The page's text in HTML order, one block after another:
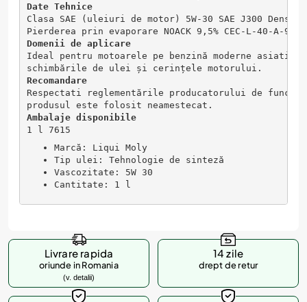
Date Tehnice
Clasa SAE (uleiuri de motor) 5W-30 SAE J300
Pierderea prin evaporare NOACK 9,5% CEC-L-40-A-
Domenii de aplicare
Ideal pentru motoarele pe benzină moderne
schimbările de ulei și cerințele motorului.
Recomandare
Respectati reglementările producatorului de
produsul este folosit neamestecat.
Ambalaje disponibile
1 l 7615
Marcă: Liqui Moly
Tip ulei: Tehnologie de sinteză
Vascozitate: 5W 30
Cantitate: 1 l
Livrare rapida
oriunde in Romania
(v. detalii)
14 zile
drept de retur